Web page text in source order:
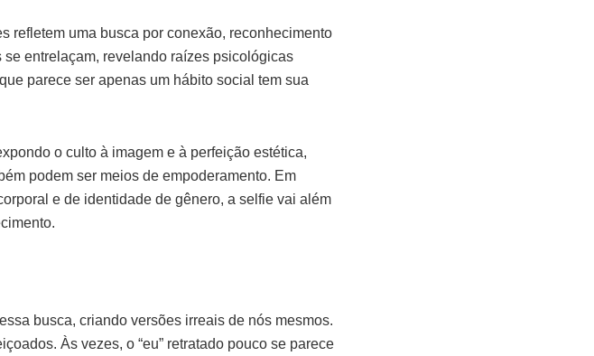
refletem uma busca por conexão, reconhecimento
entrelaçam, revelando raízes psicológicas
parece ser apenas um hábito social tem sua
o culto à imagem e à perfeição estética,
podem ser meios de empoderamento. Em
e de identidade de gênero, a selfie vai além
busca, criando versões irreais de nós mesmos.
Às vezes, o “eu” retratado pouco se parece